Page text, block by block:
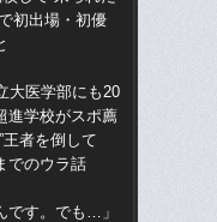
初出場・初優
大医学部にも20
進学校がスポ薦
王者を倒して
でのウラ話
です。でも…」